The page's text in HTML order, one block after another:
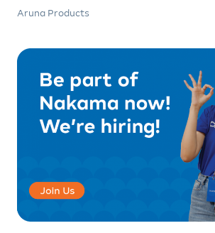
Aruna Products